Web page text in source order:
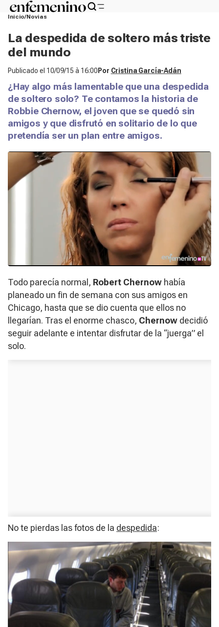
Inicio Novias
La despedida de soltero más triste
del mundo
Publicado el 10/09/15 à 16:00 Por Cristina García-Adán
¿Hay algo más lamentable que una despedida
de soltero solo? Te contamos la historia de
Robbie Chernow, el joven que se quedó sin
amigos y que disfrutó en solitario de lo que
pretendía ser un plan entre amigos.
Todo parecía normal, Robert Chernow había
planeado un fin de semana con sus amigos en
Chicago, hasta que se dio cuenta que ellos no
llegarían. Tras el enorme chasco, Chernow decidió
seguir adelante e intentar disfrutar de la “juerga” el
solo.
No te pierdas las fotos de la despedida: